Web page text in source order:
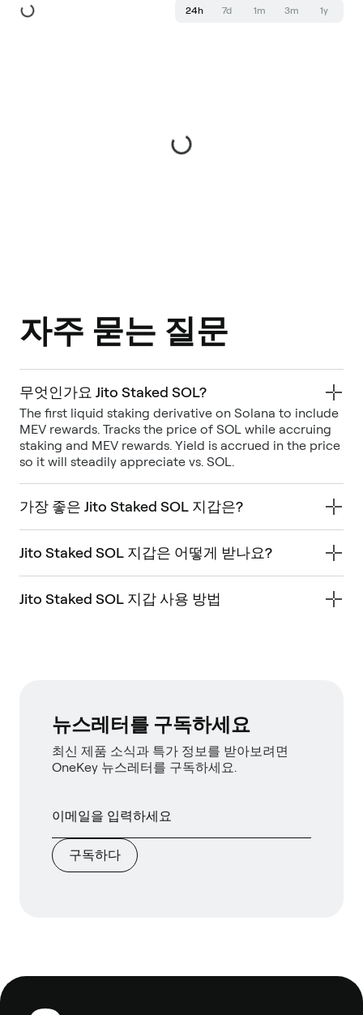
24h 7d 1m 3m 1y
자주 묻는 질문
무엇인가요 Jito Staked SOL?
The first liquid staking derivative on Solana to include
MEV rewards. Tracks the price of SOL while accruing
staking and MEV rewards. Yield is accrued in the price
so it will steadily appreciate vs. SOL.
가장 좋은 Jito Staked SOL 지갑은?
Jito Staked SOL 지갑은 어떻게 받나요?
Jito Staked SOL 지갑 사용 방법
뉴스레터를 구독하세요
최신 제품 소식과 특가 정보를 받아보려면
OneKey 뉴스레터를 구독하세요.
구독하다
보